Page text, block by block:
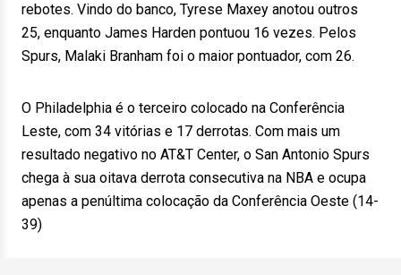
rebotes. Vindo do banco, Tyrese Maxey anotou outros
25, enquanto James Harden pontuou 16 vezes. Pelos
Spurs, Malaki Branham foi o maior pontuador, com 26.
O Philadelphia é o terceiro colocado na Conferência
Leste, com 34 vitórias e 17 derrotas. Com mais um
resultado negativo no AT&T Center, o San Antonio Spurs
chega à sua oitava derrota consecutiva na NBA e ocupa
apenas a penúltima colocação da Conferência Oeste (14-
39)